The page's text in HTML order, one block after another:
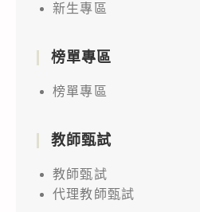
新生專區
榜單專區
榜單專區
教師甄試
教師甄試
代理教師甄試